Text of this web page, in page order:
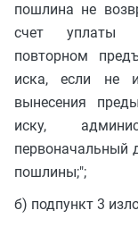
пошлина не
счет уплаты
повторном
иска, если не
вынесения
иску,
первоначальный
пошлины;";
б) подпункт 3